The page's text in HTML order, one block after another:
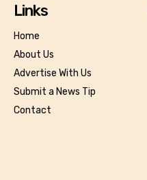
Links
Home
About Us
Advertise With Us
Submit a News Tip
Contact